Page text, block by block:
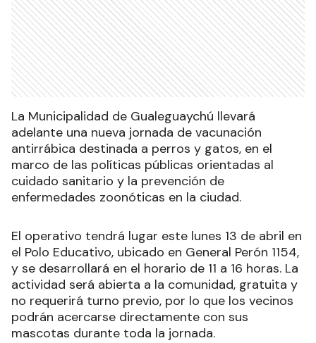
La Municipalidad de Gualeguaychú llevará
adelante una nueva jornada de vacunación
antirrábica destinada a perros y gatos, en el
marco de las políticas públicas orientadas al
cuidado sanitario y la prevención de
enfermedades zoonóticas en la ciudad.
El operativo tendrá lugar este lunes 13 de abril en
el Polo Educativo, ubicado en General Perón 1154,
y se desarrollará en el horario de 11 a 16 horas. La
actividad será abierta a la comunidad, gratuita y
no requerirá turno previo, por lo que los vecinos
podrán acercarse directamente con sus
mascotas durante toda la jornada.